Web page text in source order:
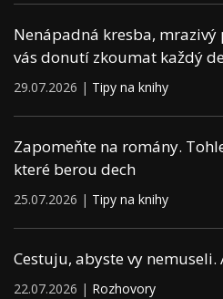
Nenápadná kresba,
vás donutí zkoumat každý
29.07.2026 | Tipy na knihy
Zapomeňte na romány.
které berou dech
25.07.2026 | Tipy na knihy
Cestuju, abyste vy
22.07.2026 | Rozhovory